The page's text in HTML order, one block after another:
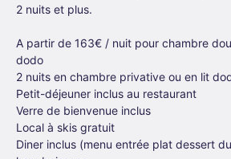
2 nuits et plus.
A partir de 163€ / nuit pour chambre
dodo
2 nuits en chambre privative ou en lit
Petit-déjeuner inclus au restaurant
Verre de bienvenue inclus
Local à skis gratuit
Diner inclus (menu entrée plat dessert